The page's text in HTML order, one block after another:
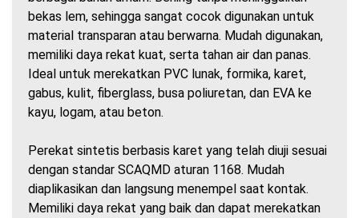
bekas lem, sehingga sangat cocok digunakan untuk
material transparan atau berwarna. Mudah digunakan,
memiliki daya rekat kuat, serta tahan air dan panas.
Ideal untuk merekatkan PVC lunak, formika, karet,
gabus, kulit, fiberglass, busa poliuretan, dan EVA ke
kayu, logam, atau beton.
Perekat sintetis berbasis karet yang telah diuji sesuai
dengan standar SCAQMD aturan 1168. Mudah
diaplikasikan dan langsung menempel saat kontak.
Memiliki daya rekat yang baik dan dapat merekatkan